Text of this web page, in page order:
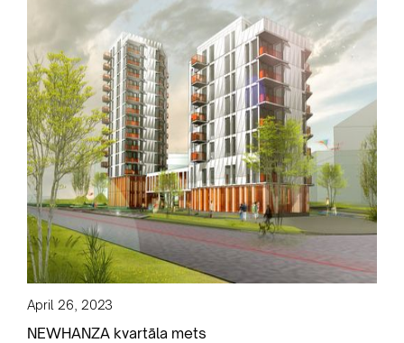
April 26, 2023
NEWHANZA kvartāla mets